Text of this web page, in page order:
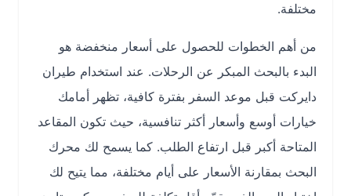
مختلفة.
من أهم الخطوات للحصول على أسعار منخفضة هو
البدء بالبحث المبكر عن الرحلات. عند استخدام طيران
دايركت قبل موعد السفر بفترة كافية، تظهر أمامك
خيارات أوسع وأسعار أكثر تنافسية، حيث تكون المقاعد
المتاحة أكبر قبل ارتفاع الطلب. كما يسمح لك محرك
البحث بمقارنة الأسعار على أيام مختلفة، مما يتيح لك